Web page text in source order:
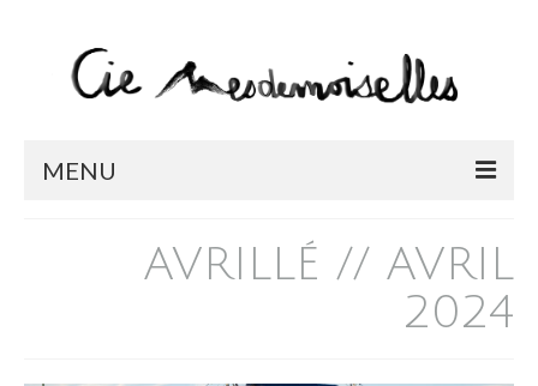
MENU
SPECTACLESAVRILLÉ // AVRIL
2024